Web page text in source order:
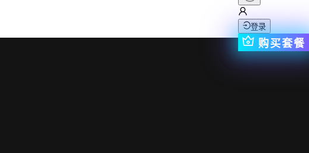
登录
购买套餐